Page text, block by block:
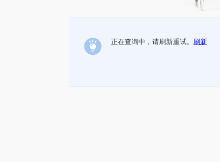
正在查询中，请刷新重试。 刷新